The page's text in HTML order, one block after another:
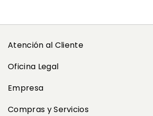
Atención al Cliente
Oficina Legal
Empresa
Compras y Servicios